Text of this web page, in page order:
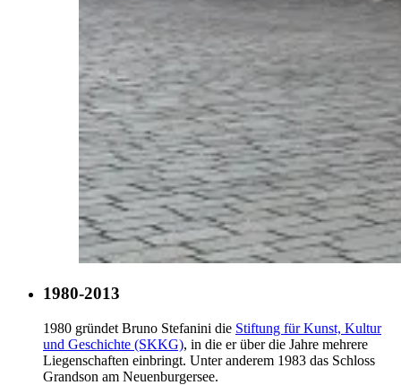
1980-2013
1980 gründet Bruno Stefanini die Stiftung für Kunst, Kultur
und Geschichte (SKKG), in die er über die Jahre mehrere
Liegenschaften einbringt. Unter anderem 1983 das Schloss
Grandson am Neuenburgersee.